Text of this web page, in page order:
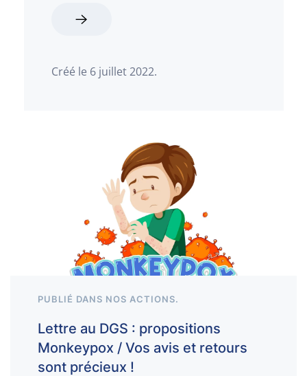
Créé le 6 juillet 2022.
PUBLIÉ DANS NOS ACTIONS.
Lettre au DGS : propositions
Monkeypox / Vos avis et retours
sont précieux !